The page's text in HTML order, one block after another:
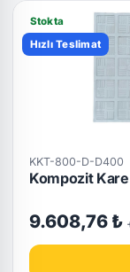
Stokta
Hızlı Teslimat
KKT-800-D-D400
Kompozit Kare
9.608,76 ₺